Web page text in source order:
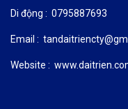
Di động : 0795887693
Email :
Website :